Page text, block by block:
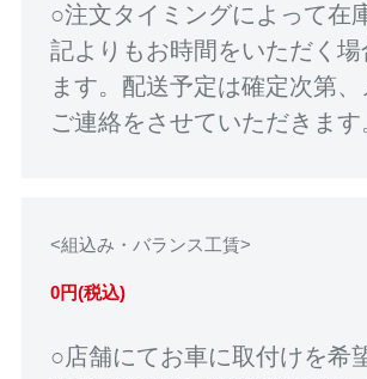
○注文タイミングによって在
記よりもお時間をいただく
ます。配送予定は確定次第
ご連絡をさせていただきます
<組込み・バランス工賃>
0円(税込)
○店舗にてお車に取付けを希